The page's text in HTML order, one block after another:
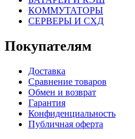
КОММУТАТОРЫ
СЕРВЕРЫ И СХД
Покупателям
Доставка
Сравнение товаров
Обмен и возврат
Гарантия
Конфиденциальность
Публичная оферта